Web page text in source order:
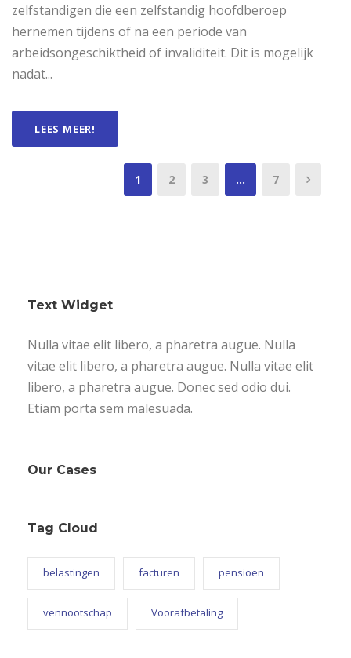
zelfstandigen die een zelfstandig hoofdberoep
hernemen tijdens of na een periode van
arbeidsongeschiktheid of invaliditeit. Dit is mogelijk
nadat...
LEES MEER!
1 2 3 … 7
Text Widget
Nulla vitae elit libero, a pharetra augue. Nulla
vitae elit libero, a pharetra augue. Nulla vitae elit
libero, a pharetra augue. Donec sed odio dui.
Etiam porta sem malesuada.
Our Cases
Tag Cloud
belastingen facturen pensioen
vennootschap Voorafbetaling